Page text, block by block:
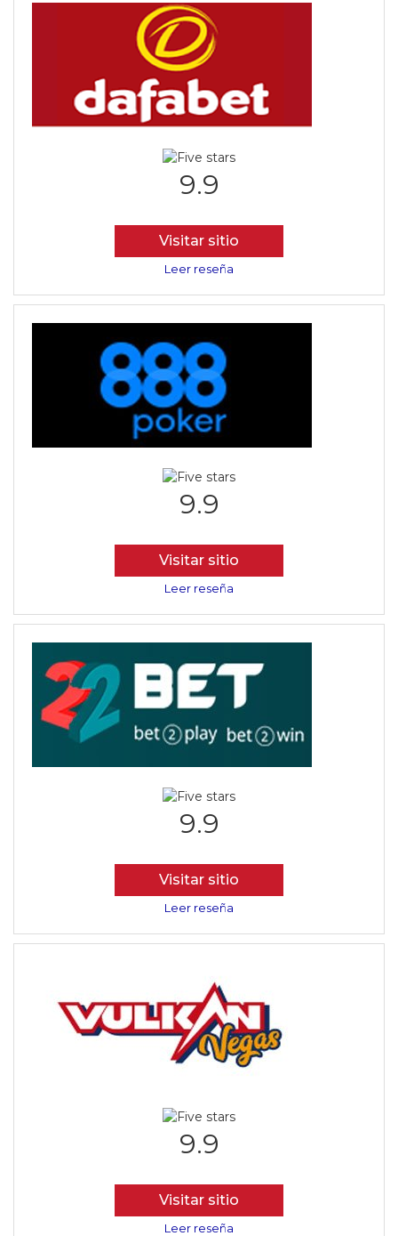
9.9
Visitar sitio
Leer reseña
9.9
Visitar sitio
Leer reseña
9.9
Visitar sitio
Leer reseña
9.9
Visitar sitio
Leer reseña